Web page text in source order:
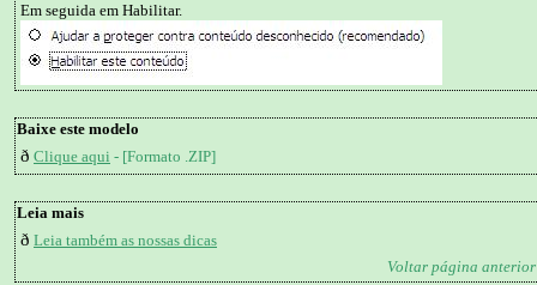
Em seguida em Habilitar.
Baixe este modelo
ð Clique aqui - [Formato .ZIP]
Leia mais
ð Leia também as nossas dicas
Voltar página anterior